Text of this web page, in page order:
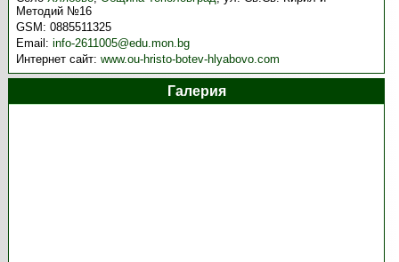
Методий №16
GSM:0885511325
Email:info-2611005@edu.mon.bg
Интернет сайт:www.ou-hristo-botev-hlyabovo.com
Галерия